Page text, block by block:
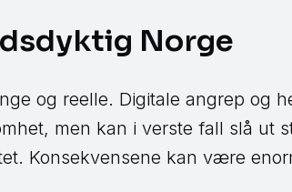
Norge
og reelle. Digitale angrep og
men kan i verste fall slå ut
Konsekvensene kan være